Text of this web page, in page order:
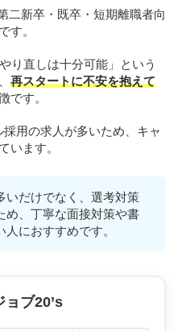
二新卒・既卒・短期離職者向
す。
り直しは十分可能」という
再スタートに不安を抱えて
です。
用の求人が多いため、キャ
います。
いだけでなく、選考対策
め、丁寧な面接対策や書
におすすめです。
ョブ20’s